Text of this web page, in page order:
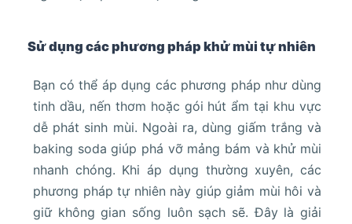
Sử dụng các phương pháp khử mùi tự nhiên
Bạn có thể áp dụng các phương pháp như dùng
tinh dầu, nến thơm hoặc gói hút ẩm tại khu vực
dễ phát sinh mùi. Ngoài ra, dùng giấm trắng và
baking soda giúp phá vỡ mảng bám và khử mùi
nhanh chóng. Khi áp dụng thường xuyên, các
phương pháp tự nhiên này giúp giảm mùi hôi và
giữ không gian sống luôn sạch sẽ. Đây là giải